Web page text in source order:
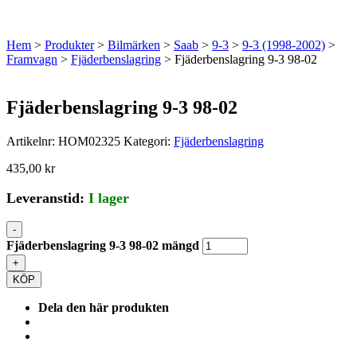
Hem > Produkter> Bilmärken > Saab > 9-3 > 9-3 (1998-2002) >
Framvagn > Fjäderbenslagring > Fjäderbenslagring 9-3 98-02
Fjäderbenslagring 9-3 98-02
Artikelnr: HOM02325 Kategori: Fjäderbenslagring
435,00 kr
Leveranstid: I lager
-
Fjäderbenslagring 9-3 98-02 mängd
+
KÖP
Dela den här produkten